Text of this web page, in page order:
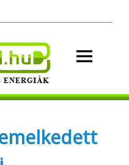
energiák.